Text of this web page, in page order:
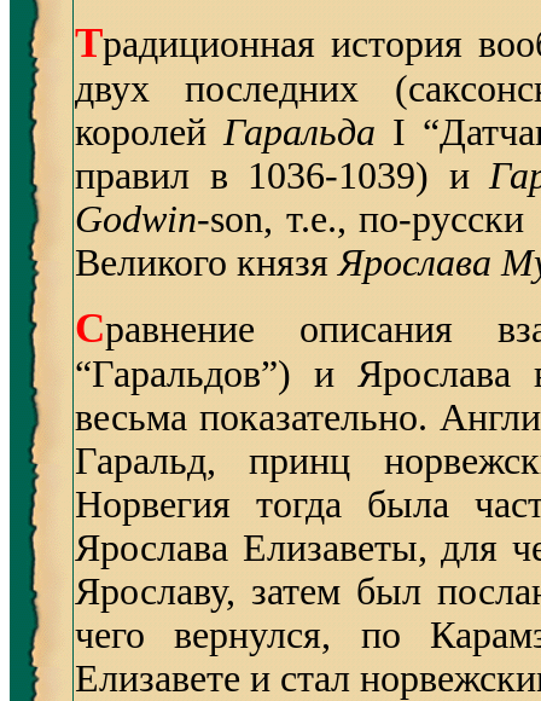
Традиционная история
двух последних
королейГаральда I
правил в 1036-1039) и
Godwin-son, т.е., по-
Великого князяЯрослава
Сравнение описания
“Гаральдов”) и Ярослава
весьма показательно.
Гаральд, принц
Норвегия тогда была
Ярослава Елизаветы, для
Ярославу, затем был
чего вернулся, по
Елизавете и стал